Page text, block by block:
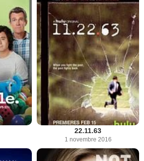
22.11.63
1 novembre 2016